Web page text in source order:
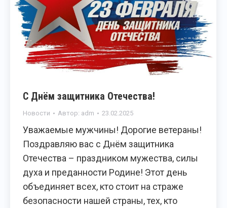
С Днём защитника Отечества!
Новости Автор: adm 23.02.2025
Уважаемые мужчины! Дорогие ветераны!
Поздравляю вас с Днём защитника
Отечества – праздником мужества, силы
духа и преданности Родине! Этот день
объединяет всех, кто стоит на страже
безопасности нашей страны, тех, кто